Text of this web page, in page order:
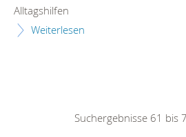
Alltagshilfen
Weiterlesen
Suchergebnisse 61 bis